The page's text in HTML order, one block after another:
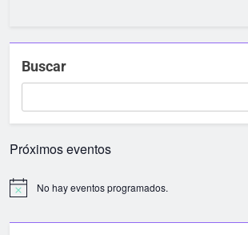
Buscar
Próximos eventos
No hay eventos programados.